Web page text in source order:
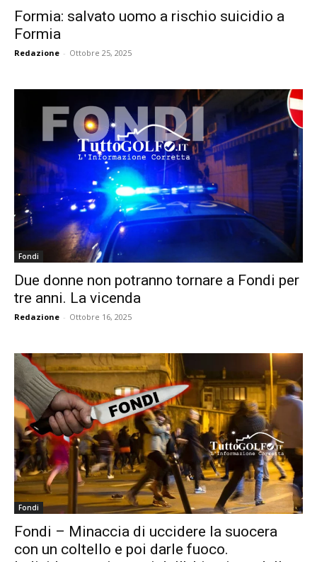
Formia: salvato uomo a rischio suicidio a
Formia
Redazione - Ottobre 25, 2025
Fondi
Due donne non potranno tornare a Fondi per
tre anni. La vicenda
Redazione - Ottobre 16, 2025
Fondi
Fondi – Minaccia di uccidere la suocera
con un coltello e poi darle fuoco.